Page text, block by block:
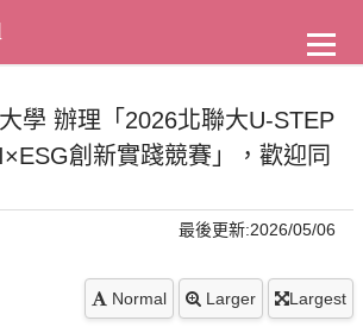
學 辦理「2026北聯大U-STEP
創新實踐競賽」，歡迎同
最後更新:2026/05/06
Normal Larger Largest